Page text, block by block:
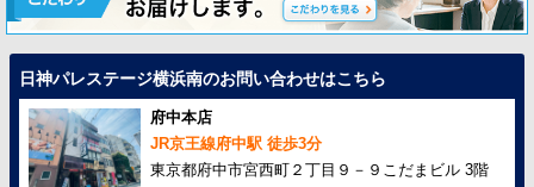
日神パレステージ横浜南のお問い合わせはこちら
府中本店
JR京王線府中駅 徒歩3分
東京都府中市宮西町２丁目９－９こだまビル 3階